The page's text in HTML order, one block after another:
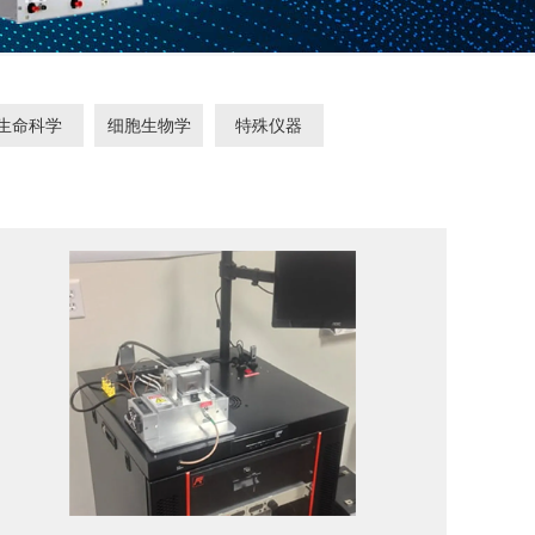
命科学 细胞生物学 特殊仪器